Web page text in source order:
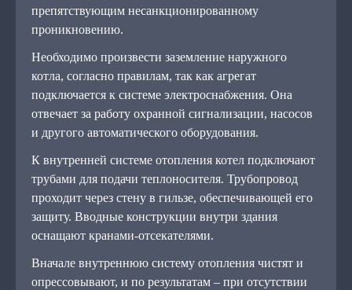
препятствующим несанкционированному
проникновению.
Необходимо произвести заземление наружного
котла, согласно правилам, так как агрегат
подключается к системе электроснабжения. Она
отвечает за работу охранной сигнализации, насосов
и другого автоматического оборудования.
К внутренней системе отопления котел подключают
трубами для подачи теплоносителя. Трубопровод
проходит через стену в гильзе, обеспечивающей его
защиту. Вводные конструкции внутри здания
оснащают кранами-отсекателями.
Вначале внутреннюю систему отопления чистят и
опрессовывают, и по результатам – при отсутствии